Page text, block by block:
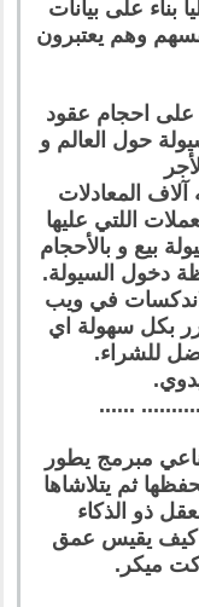
بناء على بيانات
وهم يعتبرون
احجام عقود
حول العالم و
آلاف المعادلات
اللتي عليها
بيع و بالأحجام
دخول السيولة.
و الاندكسات في ويب
بكل سهولة اي
للشراء.
مبرمج يطور
ثم يتلاشاها
ذو الذكاء
كيف يقيس عمق
ميكر.